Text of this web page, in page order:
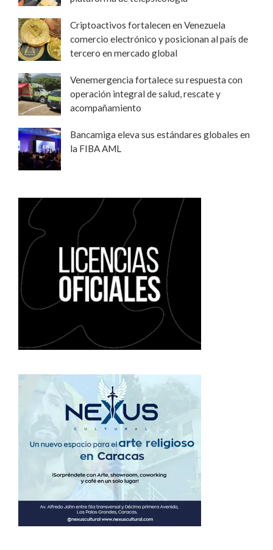
Criptoactivos fortalecen en Venezuela
comercio electrónico y posicionan al país de
tercero en mercado global
Venemergencia fortalece su respuesta con
operación integral de salud, rescate y
acompañamiento
Bancamiga eleva sus estándares globales en
la FIBA AML